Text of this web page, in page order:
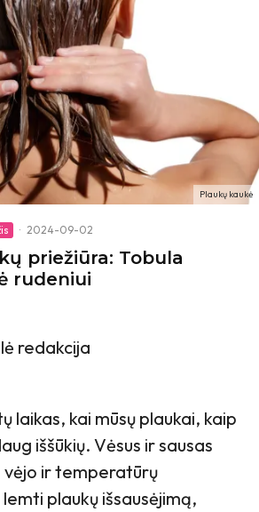
Plaukų kaukė
· 2024-09-02
priežiūra: Tobula
rudeniui
redakcija
laikas, kai mūsų plaukai, kaip
iššūkių. Vėsus ir sausas
vėjo ir temperatūrų
plaukų išsausėjimą,